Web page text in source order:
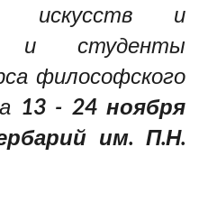
искусств и
и студенты
философского
13 - 24 ноября
им. П.Н.